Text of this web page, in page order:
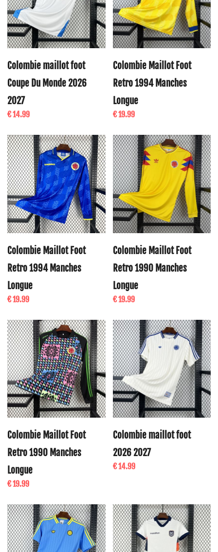
Colombie maillot foot
Coupe Du Monde 2026
2027
€ 14.99
Colombie Maillot Foot
Retro 1994 Manches
Longue
€ 19.99
Colombie Maillot Foot
Retro 1994 Manches
Longue
€ 19.99
Colombie Maillot Foot
Retro 1990 Manches
Longue
€ 19.99
Colombie Maillot Foot
Retro 1990 Manches
Longue
€ 19.99
Colombie maillot foot
2026 2027
€ 14.99